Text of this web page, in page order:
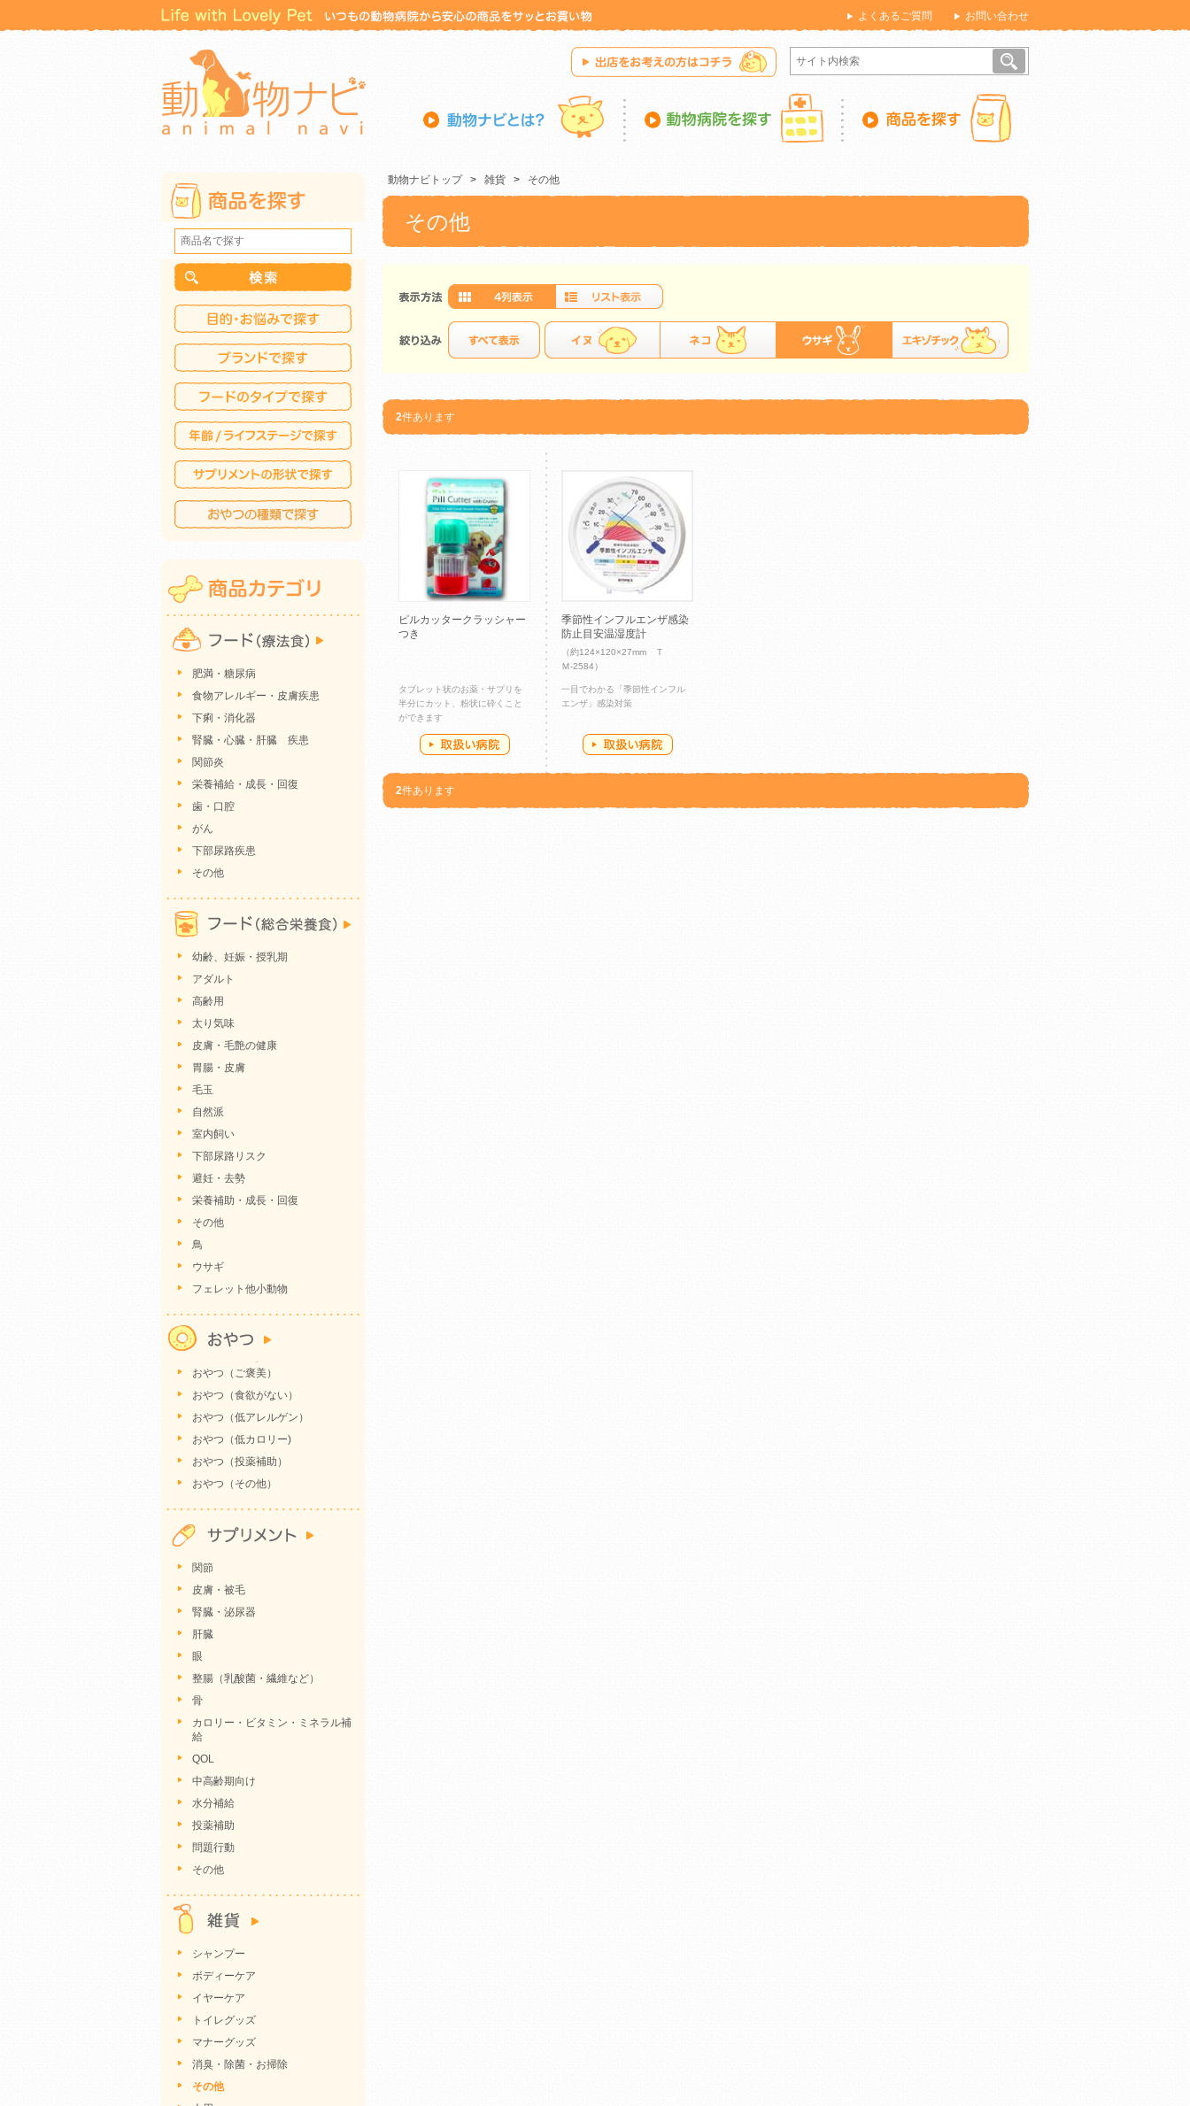
よくあるご質問 お問い合わせ
動物ナビトップ > 雑貨 > その他
その他
2件あります
ピルカッタークラッシャー
つき
タブレット状のお薬・サプリを
半分にカット、粉状に砕くこと
ができます
季節性インフルエンザ感染
防止目安温湿度計
（約124×120×27mm Ｔ
Ｍ-2584）
一目でわかる「季節性インフル
エンザ」感染対策
2件あります
肥満・糖尿病
食物アレルギー・皮膚疾患
下痢・消化器
腎臓・心臓・肝臓 疾患
関節炎
栄養補給・成長・回復
歯・口腔
がん
下部尿路疾患
その他
幼齢、妊娠・授乳期
アダルト
高齢用
太り気味
皮膚・毛艶の健康
胃腸・皮膚
毛玉
自然派
室内飼い
下部尿路リスク
避妊・去勢
栄養補助・成長・回復
その他
鳥
ウサギ
フェレット他小動物
おやつ（ご褒美）
おやつ（食欲がない）
おやつ（低アレルゲン）
おやつ（低カロリー)
おやつ（投薬補助）
おやつ（その他）
関節
皮膚・被毛
腎臓・泌尿器
肝臓
眼
整腸（乳酸菌・繊維など）
骨
カロリー・ビタミン・ミネラル補
給
QOL
中高齢期向け
水分補給
投薬補助
問題行動
その他
シャンプー
ボディーケア
イヤーケア
トイレグッズ
マナーグッズ
消臭・除菌・お掃除
その他